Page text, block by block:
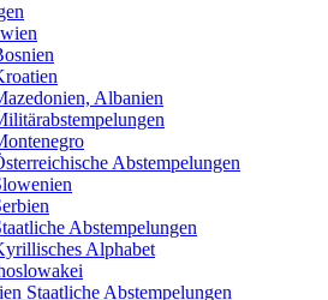
Albanien
Abstempelungen
Abstempelungen
Alphabet
Staatliche Abstempelungen